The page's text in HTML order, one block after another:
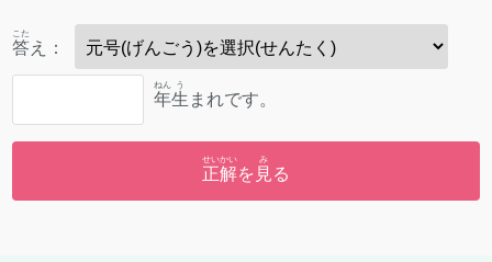
答
こた
え：
年
ねん
生
う
まれです。
正解
せいかい
を 見
み
る